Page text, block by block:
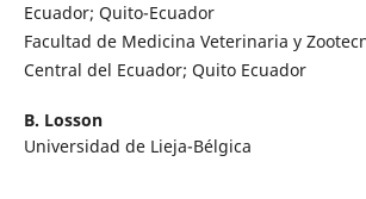
Ecuador; Quito-Ecuador
Facultad de Medicina Veterinaria y
Central del Ecuador; Quito Ecuador
B. Losson
Universidad de Lieja-Bélgica